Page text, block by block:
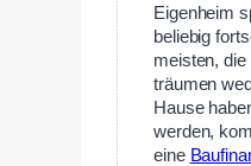
Eigenheim
beliebig
meisten, die
träumen
Hause
werden,
eine